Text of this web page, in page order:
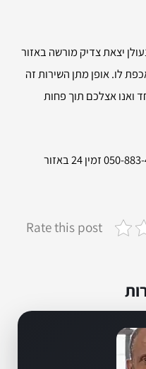
יצאת צדיק מורשה באזור
לו. אופן מתן השירות זה
ואנו אצלכם תוך פחות
מנעולן יצאת צדיק בגבעתיים – 050-883-4328 זמין 24 באזור
Rate this post